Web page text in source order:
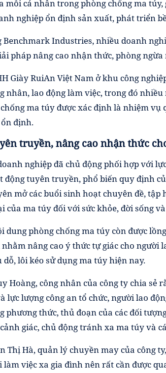
mỗi cá nhân trong phòng chống ma
nghiệp ổn định sản xuất, phát triển
Benchmark Industries, nhiều doanh
pháp nâng cao nhận thức, phòng
Giày RuiAn Việt Nam ở khu công
nhân, lao động làm việc, trong đó
ma túy được xác định là nhiệm
định.
truyền, nâng cao nhận thức
nghiệp đã chủ động phối hợp với
động tuyên truyền, phổ biến quy định
mở các buổi sinh hoạt chuyên đề,
của ma túy đối với sức khỏe, đời sống
dung phòng chống ma túy còn được
nâng cao ý thức tự giác cho người
dỗ, lôi kéo sử dụng ma túy hiện nay.
Hoàng, công nhân của công ty chia sẻ
lực lượng công an tổ chức, người lao
phương thức, thủ đoạn của các đối
giác, chủ động tránh xa ma túy và
Thị Hà, quản lý chuyền may của công
việc xa gia đình nên rất cần được